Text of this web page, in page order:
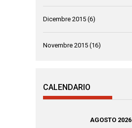
Dicembre 2015 (6)
Novembre 2015 (16)
CALENDARIO
AGOSTO 2026